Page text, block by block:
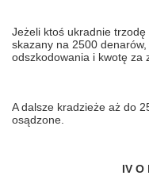
Jeżeli ktoś ukradnie trzodę
skazany na 2500
odszkodowania i kwotę za
A dalsze kradzieże aż do
osądzone.
IV O